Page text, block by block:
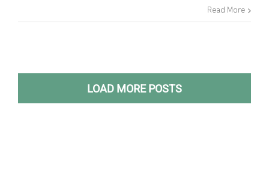
Vacances
Read More
LOAD MORE POSTS